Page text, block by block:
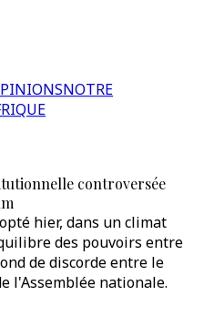
NOTRE
controversée
hier, dans un climat
des pouvoirs entre
de discorde entre le
l'Assemblée nationale.